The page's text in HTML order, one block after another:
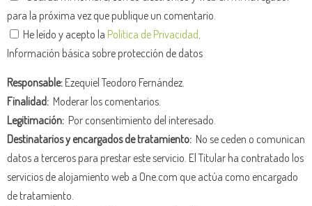
para la próxima vez que publique un comentario.
He leído y acepto la Política de Privacidad.
Información básica sobre protección de datos
Responsable:Ezequiel Teodoro Fernández.
Finalidad: Moderar los comentarios.
Legitimación: Por consentimiento del interesado.
Destinatarios y encargados de tratamiento: No se ceden o comunican
datos a terceros para prestar este servicio. El Titular ha contratado los
servicios de alojamiento web a One.com que actúa como encargado
de tratamiento.